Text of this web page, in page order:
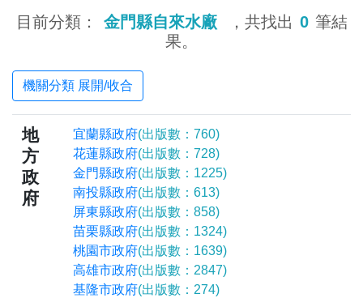
目前分類： 金門縣自來水廠 ，共找出 0 筆結
果。
機關分類 展開/收合
地
方
政
府
宜蘭縣政府(出版數：760)
花蓮縣政府(出版數：728)
金門縣政府(出版數：1225)
南投縣政府(出版數：613)
屏東縣政府(出版數：858)
苗栗縣政府(出版數：1324)
桃園市政府(出版數：1639)
高雄市政府(出版數：2847)
基隆市政府(出版數：274)